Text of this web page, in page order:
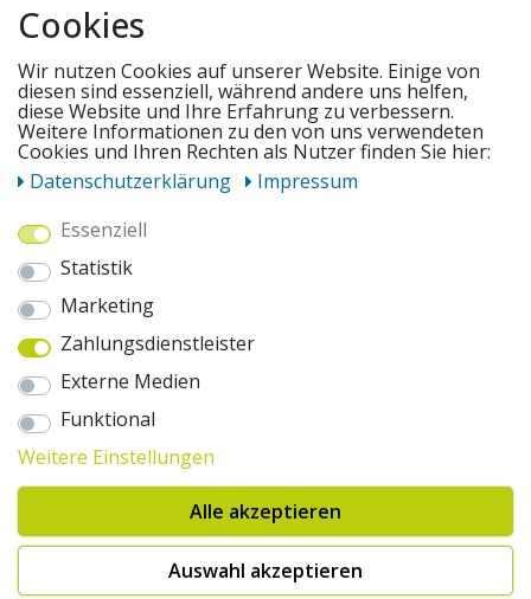
UNSERE ANGEBOTE
WIR VERSENDEN MIT
AUSZEICHNUNGEN & SICHERHEIT
© 2026 pentagonsports.de
Pentagon Sports GmbH & Co. KG
Daten­schutz­erklärung
Hinweise zur Batterieentsorgung
Cookie-Einstellungen ändern
Erklärung zur Barrierefreiheit
* Alle Preise inkl. gesetzlicher Mehrwertsteuer zuzüglich Versandkosten. Die
durchgestrichenen Preise entsprechen der UVP des Herstellers. 1nur bei
Hinweis:("Innerhalb von 24h versandfertig" oder "Sofort verfügbar") |
Cookies
Wir nutzen Cookies auf unserer Website. Einige von
diesen sind essenziell, während andere uns helfen,
diese Website und Ihre Erfahrung zu verbessern.
Weitere Informationen zu den von uns verwendeten
Cookies und Ihren Rechten als Nutzer finden Sie hier:
Daten­schutz­erklärung
Impressum
Essenziell
Statistik
Marketing
Zahlungsdienstleister
Externe Medien
Funktional
Weitere Einstellungen
Alle akzeptieren
Auswahl akzeptieren